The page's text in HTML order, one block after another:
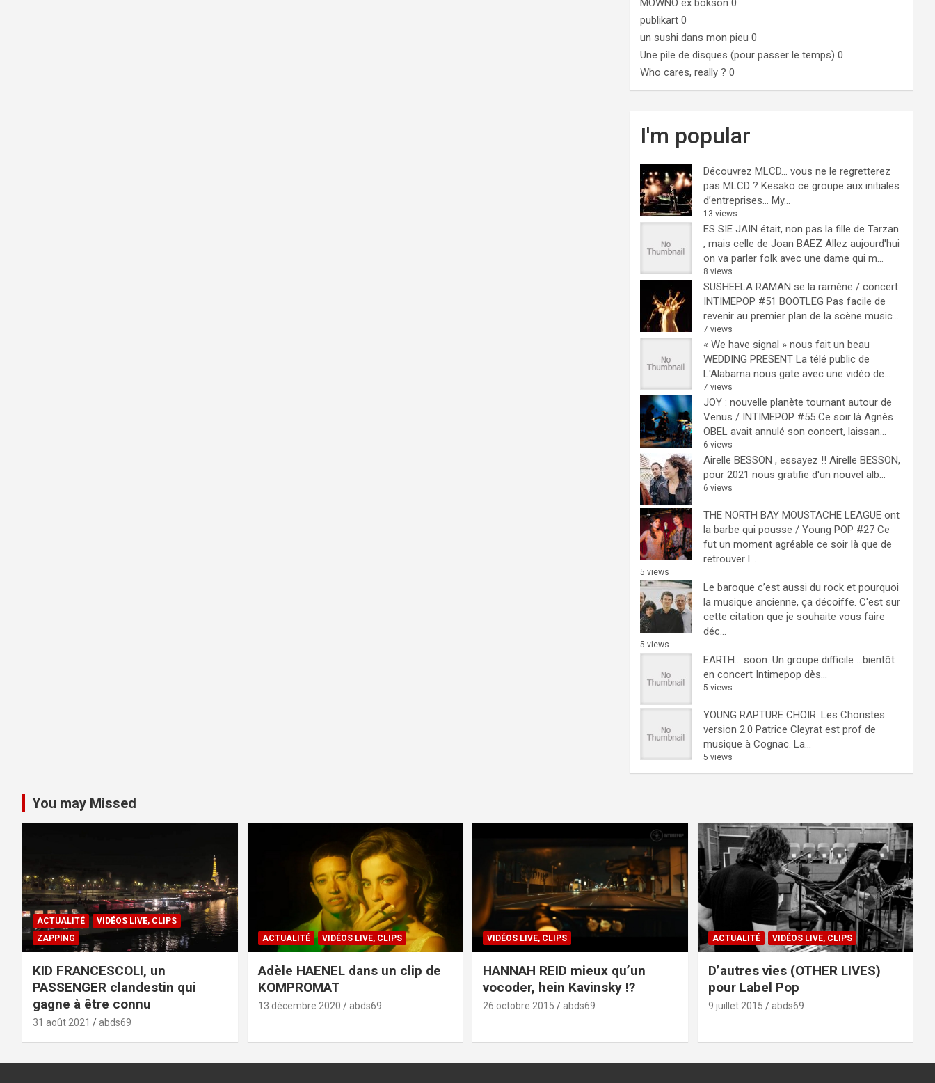
MOWNO ex bokson 0
publikart 0
un sushi dans mon pieu 0
Une pile de disques (pour passer le temps) 0
Who cares, really ? 0
I'm popular
Découvrez MLCD… vous ne le regretterez
pas MLCD ? Kesako ce groupe aux initiales
d’entreprises… My...
13 views
ES SIE JAIN était, non pas la fille de Tarzan
, mais celle de Joan BAEZ Allez aujourd'hui
on va parler folk avec une dame qui m...
8 views
SUSHEELA RAMAN se la ramène / concert
INTIMEPOP #51 BOOTLEG Pas facile de
revenir au premier plan de la scène music...
7 views
« We have signal » nous fait un beau
WEDDING PRESENT La télé public de
L'Alabama nous gate avec une vidéo de...
7 views
JOY : nouvelle planète tournant autour de
Venus / INTIMEPOP #55 Ce soir là Agnès
OBEL avait annulé son concert, laissan...
6 views
Airelle BESSON , essayez !! Airelle BESSON,
pour 2021 nous gratifie d'un nouvel alb...
6 views
THE NORTH BAY MOUSTACHE LEAGUE ont
la barbe qui pousse / Young POP #27 Ce
fut un moment agréable ce soir là que de
retrouver l...
5 views
Le baroque c’est aussi du rock et pourquoi
la musique ancienne, ça décoiffe. C'est sur
cette citation que je souhaite vous faire
déc...
5 views
EARTH… soon. Un groupe difficile ...bientôt
en concert Intimepop dès...
5 views
YOUNG RAPTURE CHOIR: Les Choristes
version 2.0 Patrice Cleyrat est prof de
musique à Cognac. La...
5 views
You may Missed
ACTUALITÉ
VIDÉOS LIVE, CLIPS
ZAPPING
KID FRANCESCOLI, un
PASSENGER clandestin qui
gagne à être connu
31 août 2021 abds69
ACTUALITÉ VIDÉOS LIVE, CLIPS
Adèle HAENEL dans un clip de
KOMPROMAT
13 décembre 2020 abds69
VIDÉOS LIVE, CLIPS
HANNAH REID mieux qu’un
vocoder, hein Kavinsky !?
26 octobre 2015 abds69
ACTUALITÉ VIDÉOS LIVE, CLIPS
D’autres vies (OTHER LIVES)
pour Label Pop
9 juillet 2015 abds69